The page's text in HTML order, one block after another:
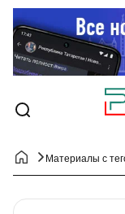
Материалы с